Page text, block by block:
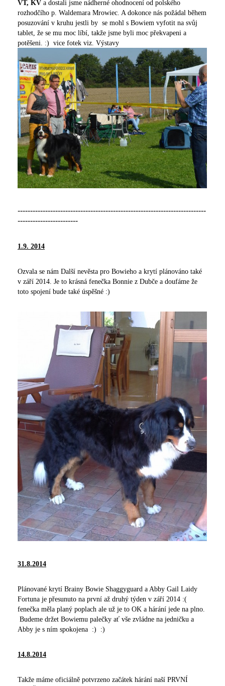
VT, KV a dostali jsme nádherné ohodnocení od polského
rozhodčího p. Waldemara Mrowiec. A dokonce nás požádal během
posuzování v kruhu jestli by se mohl s Bowiem vyfotit na svůj
tablet, že se mu moc líbí, takže jsme byli moc překvapeni a
potěšeni. :) vice fotek viz. Výstavy
---------------------------------------------------------------------------
------------------------
1.9. 2014
Ozvala se nám Další nevěsta pro Bowieho a krytí plánováno také
v září 2014. Je to krásná fenečka Bonnie z Dubče a doufáme že
toto spojení bude také úspěšné :)
31.8.2014
Plánované krytí Brainy Bowie Shaggyguard a Abby Gail Laidy
Fortuna je přesunuto na první až druhý týden v září 2014 :(
fenečka měla planý poplach ale už je to OK a hárání jede na plno.
Budeme držet Bowiemu palečky ať vše zvládne na jedničku a
Abby je s ním spokojena :) :)
14.8.2014
Takže máme oficiálně potvrzeno začátek hárání naší PRVNÍ